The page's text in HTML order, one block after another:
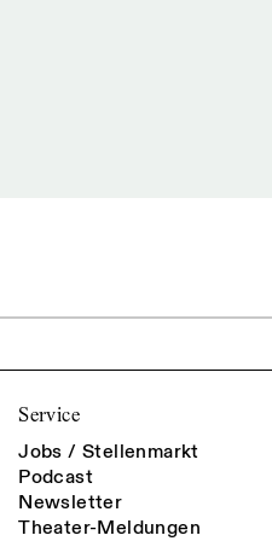
Service
Jobs / Stellenmarkt
Podcast
Newsletter
Theater-Meldungen